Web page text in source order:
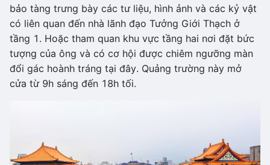
bảo tàng trưng bày các tư liệu, hình ảnh và các kỷ vật
có liên quan đến nhà lãnh đạo Tưởng Giới Thạch ở
tầng 1. Hoặc tham quan khu vực tầng hai nơi đặt bức
tượng của ông và có cơ hội được chiêm ngưỡng màn
đổi gác hoành tráng tại đây. Quảng trường này mở
cửa từ 9h sáng đến 18h tối.